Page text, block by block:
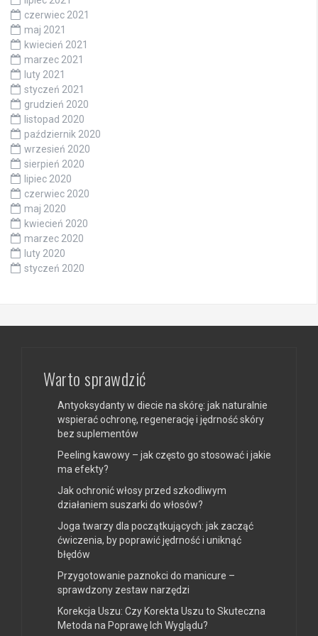
czerwiec 2021
maj 2021
kwiecień 2021
marzec 2021
luty 2021
styczeń 2021
grudzień 2020
listopad 2020
październik 2020
wrzesień 2020
sierpień 2020
lipiec 2020
czerwiec 2020
maj 2020
kwiecień 2020
marzec 2020
luty 2020
styczeń 2020
Warto sprawdzić
Antyoksydanty w diecie na skórę: jak naturalnie
wspierać ochronę, regenerację i jędrność skóry
bez suplementów
Peeling kawowy – jak często go stosować i jakie
ma efekty?
Jak ochronić włosy przed szkodliwym
działaniem suszarki do włosów?
Joga twarzy dla początkujących: jak zacząć
ćwiczenia, by poprawić jędrność i uniknąć
błędów
Przygotowanie paznokci do manicure –
sprawdzony zestaw narzędzi
Korekcja Uszu: Czy Korekta Uszu to Skuteczna
Metoda na Poprawę Ich Wyglądu?